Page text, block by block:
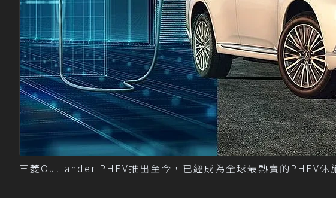
三菱Outlander PHEV推出至今，已經成為全球最熱賣的PHEV